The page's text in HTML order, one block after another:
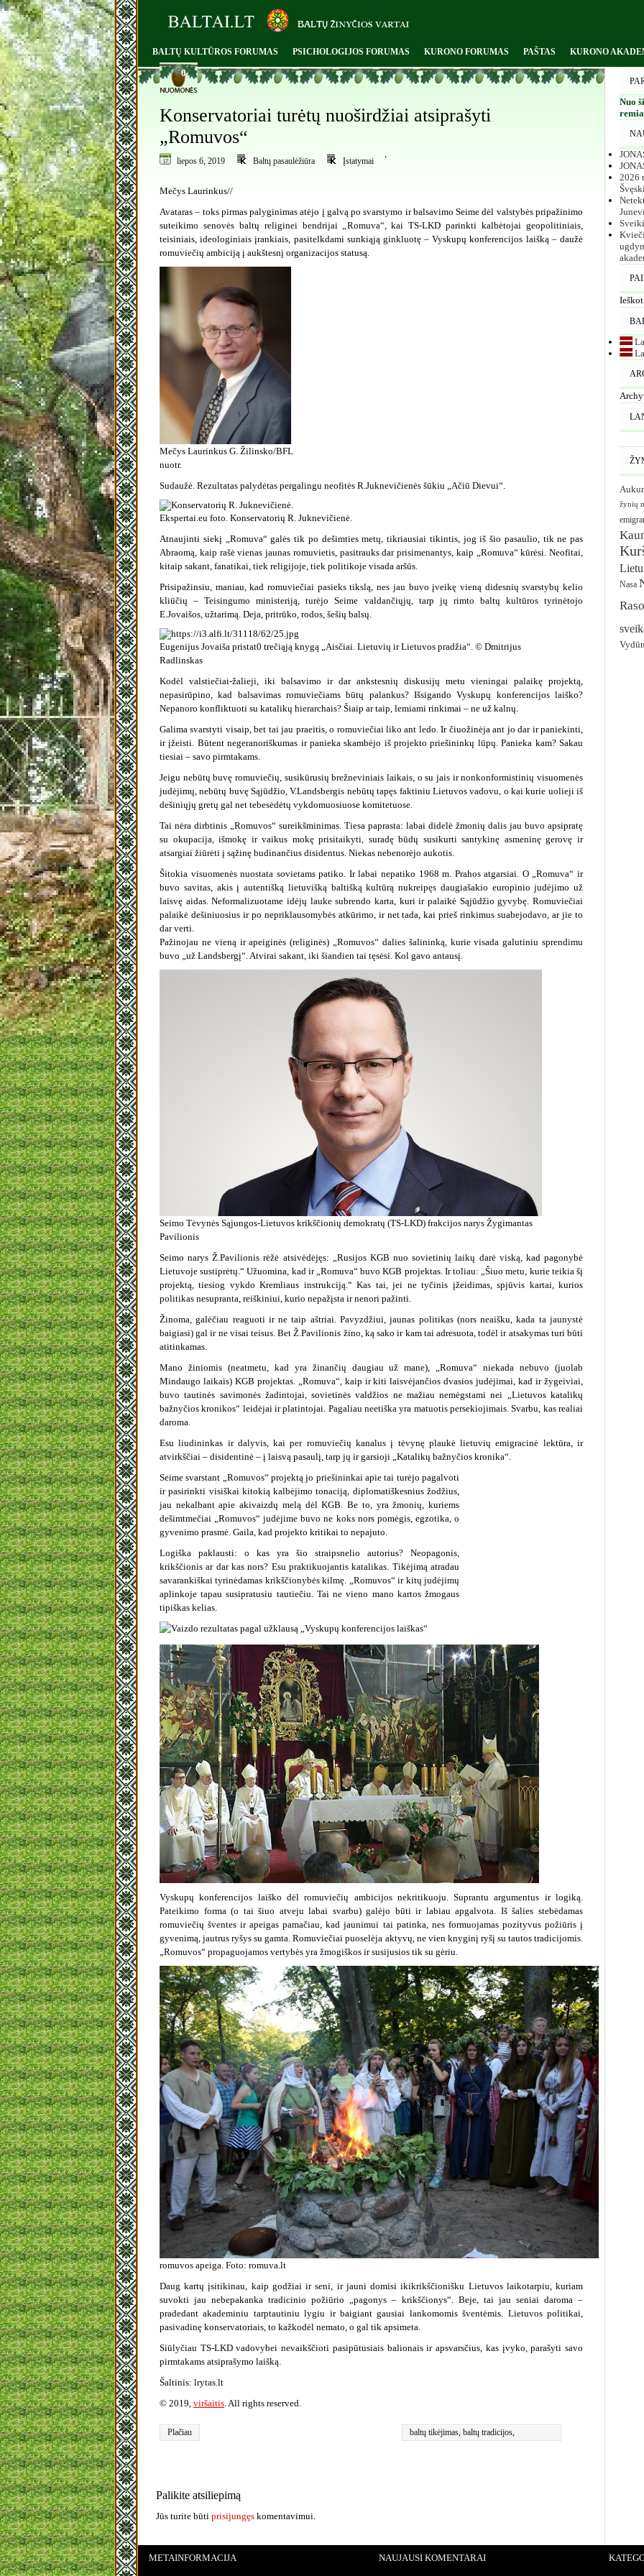
BALTŲ KULTŪROS FORUMAS PSICHOLOGIJOS FORUMAS KURONO FORUMAS PAŠTAS KURONO
0
Konservatoriai turėtų nuoširdžiai atsiprašyti
„Romuvos“
liepos 6, 2019 Baltų pasaulėžiūra
,
Įstatymai
Mečys Laurinkus//
Avataras – toks pirmas palyginimas atėjo į galvą po svarstymo ir balsavimo Seime dėl valstybės pripažinimo
suteikimo senovės baltų religinei bendrijai „Romuva“, kai TS-LKD parinkti kalbėtojai geopolitiniais,
teisiniais, ideologiniais įrankiais, pasitelkdami sunkiąją ginkluotę – Vyskupų konferencijos laišką – daužė
romuviečių ambiciją į aukštesnį organizacijos statusą.
Mečys Laurinkus G. Žilinsko/BFL
nuotr.
Sudaužė. Rezultatas palydėtas pergalingu neofitės R.Juknevičienės šūkiu „Ačiū Dievui“.
Ekspertai.eu foto. Konservatorių R. Juknevičienė.
Atnaujinti siekį „Romuva“ galės tik po dešimties metų, tikriausiai tikintis, jog iš šio pasaulio, tik ne pas
Abraomą, kaip rašė vienas jaunas romuvietis, pasitrauks dar prisimenantys, kaip „Romuva“ kūrėsi. Neofitai,
kitaip sakant, fanatikai, tiek religijoje, tiek politikoje visada aršūs.
Prisipažinsiu, maniau, kad romuviečiai pasieks tikslą, nes jau buvo įveikę vieną didesnių svarstybų kelio
kliūčių – Teisingumo ministeriją, turėjo Seime valdančiųjų, tarp jų rimto baltų kultūros tyrinėtojo
E.Jovaišos, užtarimą. Deja, pritrūko, rodos, šešių balsų.
Eugenijus Jovaiša pristat0 trečiąją knygą „Aisčiai. Lietuvių ir Lietuvos pradžia“. © Dmitrijus
Radlinskas
Kodėl valstiečiai-žalieji, iki balsavimo ir dar ankstesnių diskusijų metu vieningai palaikę projektą,
nepasirūpino, kad balsavimas romuviečiams būtų palankus? Išsigando Vyskupų konferencijos laiško?
Nepanoro konfliktuoti su katalikų hierarchais? Šiaip ar taip, lemiami rinkimai – ne už kalnų.
Galima svarstyti visaip, bet tai jau praeitis, o romuviečiai liko ant ledo. Ir čiuožinėja ant jo dar ir paniekinti,
ir įžeisti. Būtent negeranoriškumas ir panieka skambėjo iš projekto priešininkų lūpų. Panieka kam? Sakau
tiesiai – savo pirmtakams.
Jeigu nebūtų buvę romuviečių, susikūrusių brežneviniais laikais, o su jais ir nonkonformistinių visuomenės
judėjimų, nebūtų buvę Sąjūdžio, V.Landsbergis nebūtų tapęs faktiniu Lietuvos vadovu, o kai kurie uolieji iš
dešiniųjų gretų gal net tebesėdėtų vykdomuosiuose komitetuose.
Tai nėra dirbtinis „Romuvos“ sureikšminimas. Tiesa paprasta: labai didelė žmonių dalis jau buvo apsipratę
su okupacija, išmokę ir vaikus mokę prisitaikyti, suradę būdų susikurti santykinę asmeninę gerovę ir
atsargiai žiūrėti į sąžinę budinančius disidentus. Niekas nebenorėjo aukotis.
Šitokia visuomenės nuostata sovietams patiko. Ir labai nepatiko 1968 m. Prahos atgarsiai. O „Romuva“ ir
buvo savitas, akis į autentišką lietuvišką baltišką kultūrą nukreipęs daugiašakio europinio judėjimo už
laisvę aidas. Neformalizuotame idėjų lauke subrendo karta, kuri ir palaikė Sąjūdžio gyvybę. Romuviečiai
palaikė dešiniuosius ir po nepriklausomybės atkūrimo, ir net tada, kai prieš rinkimus suabejodavo, ar jie to
dar verti.
Pažinojau ne vieną ir apeiginės (religinės) „Romuvos“ dalies šalininką, kurie visada galutiniu sprendimu
buvo „už Landsbergį“. Atvirai sakant, iki šiandien tai tęsėsi. Kol gavo antausį.
Seimo Tėvynės Sąjungos-Lietuvos krikščionių demokratų (TS-LKD) frakcijos narys Žygimantas
Pavilionis
Seimo narys Ž.Pavilionis rėžė atsivėdėjęs: „Rusijos KGB nuo sovietinių laikų darė viską, kad pagonybė
Lietuvoje sustiprėtų.“ Užuomina, kad ir „Romuva“ buvo KGB projektas. Ir toliau: „Šiuo metu, kurie teikia šį
projektą, tiesiog vykdo Kremliaus instrukciją.“ Kas tai, jei ne tyčinis įžeidimas, spjūvis kartai, kurios
politikas nesupranta, reiškiniui, kurio nepažįsta ir nenori pažinti.
Žinoma, galėčiau reaguoti ir ne taip aštriai. Pavyzdžiui, jaunas politikas (nors neaišku, kada ta jaunystė
baigiasi) gal ir ne visai teisus. Bet Ž.Pavilionis žino, ką sako ir kam tai adresuota, todėl ir atsakymas turi būti
atitinkamas.
Mano žiniomis (neatmetu, kad yra žinančių daugiau už mane), „Romuva“ niekada nebuvo (juolab
Mindaugo laikais) KGB projektas. „Romuva“, kaip ir kiti laisvėjančios dvasios judėjimai, kad ir žygeiviai,
buvo tautinės savimonės žadintojai, sovietinės valdžios ne mažiau nemėgstami nei „Lietuvos katalikų
bažnyčios kronikos“ leidėjai ir platintojai. Pagaliau neetiška yra matuotis persekiojimais. Svarbu, kas realiai
daroma.
Esu liudininkas ir dalyvis, kai per romuviečių kanalus į tėvynę plaukė lietuvių emigracinė lektūra, ir
atvirkščiai – disidentinė – į laisvą pasaulį, tarp jų ir garsioji „Katalikų bažnyčios kronika“.
Seime svarstant „Romuvos“ projektą jo priešininkai apie tai turėjo pagalvoti
ir pasirinkti visiškai kitokią kalbėjimo tonaciją, diplomatiškesnius žodžius,
jau nekalbant apie akivaizdų melą dėl KGB. Be to, yra žmonių, kuriems
dešimtmečiai „Romuvos“ judėjime buvo ne koks nors pomėgis, egzotika, o
gyvenimo prasmė. Gaila, kad projekto kritikai to nepajuto.
Logiška paklausti: o kas yra šio straipsnelio autorius? Neopagonis,
krikščionis ar dar kas nors? Esu praktikuojantis katalikas. Tikėjimą atradau
savarankiškai tyrinėdamas krikščionybės kilmę. „Romuvos“ ir kitų judėjimų
aplinkoje tapau susipratusiu tautiečiu. Tai ne vieno mano kartos žmogaus
tipiškas kelias.
Vyskupų konferencijos laiško dėl romuviečių ambicijos nekritikuoju. Suprantu argumentus ir logiką.
Pateikimo forma (o tai šiuo atveju labai svarbu) galėjo būti ir labiau apgalvota. Iš šalies stebėdamas
romuviečių šventes ir apeigas pamačiau, kad jaunimui tai patinka, nes formuojamas pozityvus požiūris į
gyvenimą, jautrus ryšys su gamta. Romuviečiai puoselėja aktyvų, ne vien knyginį ryšį su tautos tradicijomis.
„Romuvos“ propaguojamos vertybės yra žmogiškos ir susijusios tik su gėriu.
romuvos apeiga. Foto: romuva.lt
Daug kartų įsitikinau, kaip godžiai ir seni, ir jauni domisi ikikrikščionišku Lietuvos laikotarpiu, kuriam
suvokti jau nebepakanka tradicinio požiūrio „pagonys – krikščionys“. Beje, tai jau seniai daroma –
pradedant akademiniu tarptautiniu lygiu ir baigiant gausiai lankomomis šventėmis. Lietuvos politikai,
pasivadinę konservatoriais, to kažkodėl nemato, o gal tik apsimeta.
Siūlyčiau TS-LKD vadovybei nevaikščioti pasipūtusiais balionais ir apsvarsčius, kas įvyko, parašyti savo
pirmtakams atsiprašymo laišką.
Šaltinis: lrytas.lt
© 2019, viršaitis . All rights reserved.
Plačiau baltų tikėjimas, baltų tradicijos,
Palikite atsiliepimą
Jūs turite būti prisijungęs komentavimui.
Nuo
2026
žynių
Nasa
METAINFORMACIJA NAUJAUSI KOMENTARAI